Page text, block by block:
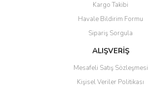
Ürün açıklamasında eksik bilgiler bulunuyor.
Ürün bilgilerinde hatalar bulunuyor.
Ürün fiyatı diğer sitelerden daha pahalı.
Bu ürüne benzer farklı alternatifler olmalı.
Kargo Takibi
Havale Bildirim Formu
Sipariş Sorgula
ALIŞVERİŞ
Mesafeli Satış Sözleşmesi
Kişisel Veriler Politikası